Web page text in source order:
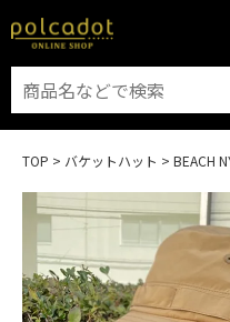
TOP バケットハット BEACH